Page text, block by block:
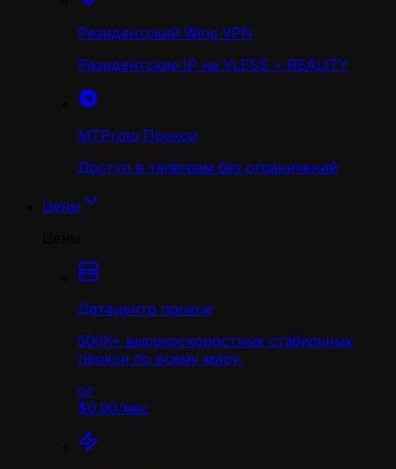
Резидентский Wing VPN
Резидентские IP на VLESS + REALITY
MTProto Прокси
Доступ в телеграм без ограничений
Цены
Датацентр прокси
500K+ высокоскоростных стабильных
прокси по всему миру.
от
$0.90/мес